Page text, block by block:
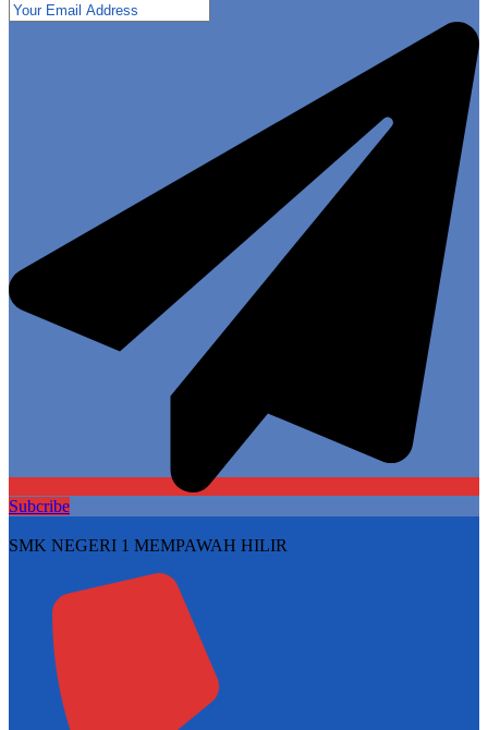
Subcribe
SMK NEGERI 1 MEMPAWAH HILIR